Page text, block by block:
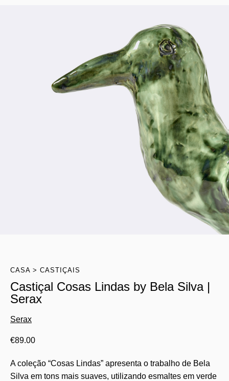
CASA CASTIÇAIS
Castiçal Cosas Lindas by Bela Silva |
Serax
Serax
€89.00
A coleção “Cosas Lindas” apresenta o trabalho de Bela
Silva em tons mais suaves, utilizando esmaltes em verde